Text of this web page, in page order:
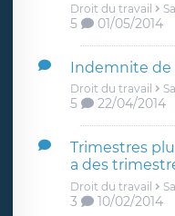
Droit du travail
5 01/05/2014
Indemnite de
Droit du travail
5 22/04/2014
Trimestres
a des
Droit du travail
3 10/02/2014